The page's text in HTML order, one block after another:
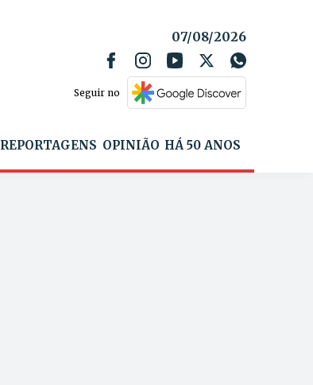
07/08/2026
Seguir no
REPORTAGENS OPINIÃO HÁ 50 ANOS